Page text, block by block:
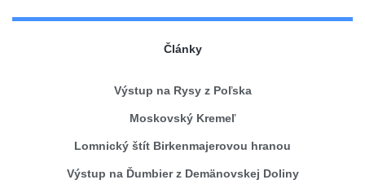
Články
Výstup na Rysy z Poľska
Moskovský Kremeľ
Lomnický štít Birkenmajerovou hranou
Výstup na Ďumbier z Demänovskej Doliny